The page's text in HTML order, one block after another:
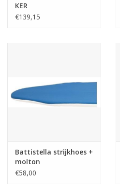
KER
€139,15
Battistella strijkhoes +
molton
€58,00